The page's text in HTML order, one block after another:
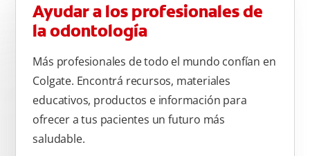
Ayudar a los profesionales de
la odontología
Más profesionales de todo el mundo confían en
Colgate. Encontrá recursos, materiales
educativos, productos e información para
ofrecer a tus pacientes un futuro más
saludable.